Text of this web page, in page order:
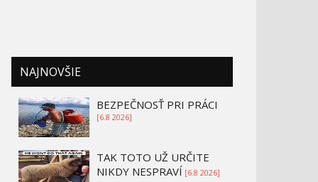
NAJNOVŠIE
BEZPEČNOSŤ PRI PRÁCI
[6.8 2026]
TAK TOTO UŽ URČITE
NIKDY NESPRAVÍ [6.8 2026]